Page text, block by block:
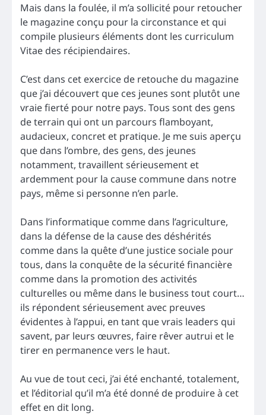
Mais dans la foulée, il m’a sollicité pour retoucher
le magazine conçu pour la circonstance et qui
compile plusieurs éléments dont les curriculum
Vitae des récipiendaires.
C’est dans cet exercice de retouche du magazine
que j’ai découvert que ces jeunes sont plutôt une
vraie fierté pour notre pays. Tous sont des gens
de terrain qui ont un parcours flamboyant,
audacieux, concret et pratique. Je me suis aperçu
que dans l’ombre, des gens, des jeunes
notamment, travaillent sérieusement et
ardemment pour la cause commune dans notre
pays, même si personne n’en parle.
Dans l’informatique comme dans l’agriculture,
dans la défense de la cause des déshérités
comme dans la quête d’une justice sociale pour
tous, dans la conquête de la sécurité financière
comme dans la promotion des activités
culturelles ou même dans le business tout court…
ils répondent sérieusement avec preuves
évidentes à l’appui, en tant que vrais leaders qui
savent, par leurs œuvres, faire rêver autrui et le
tirer en permanence vers le haut.
Au vue de tout ceci, j’ai été enchanté, totalement,
et l’éditorial qu’il m’a été donné de produire à cet
effet en dit long.